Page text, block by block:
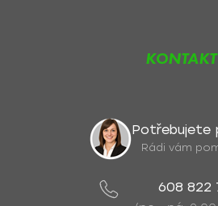
KONTAKT
Potřebujete
Rádi vám
608 822